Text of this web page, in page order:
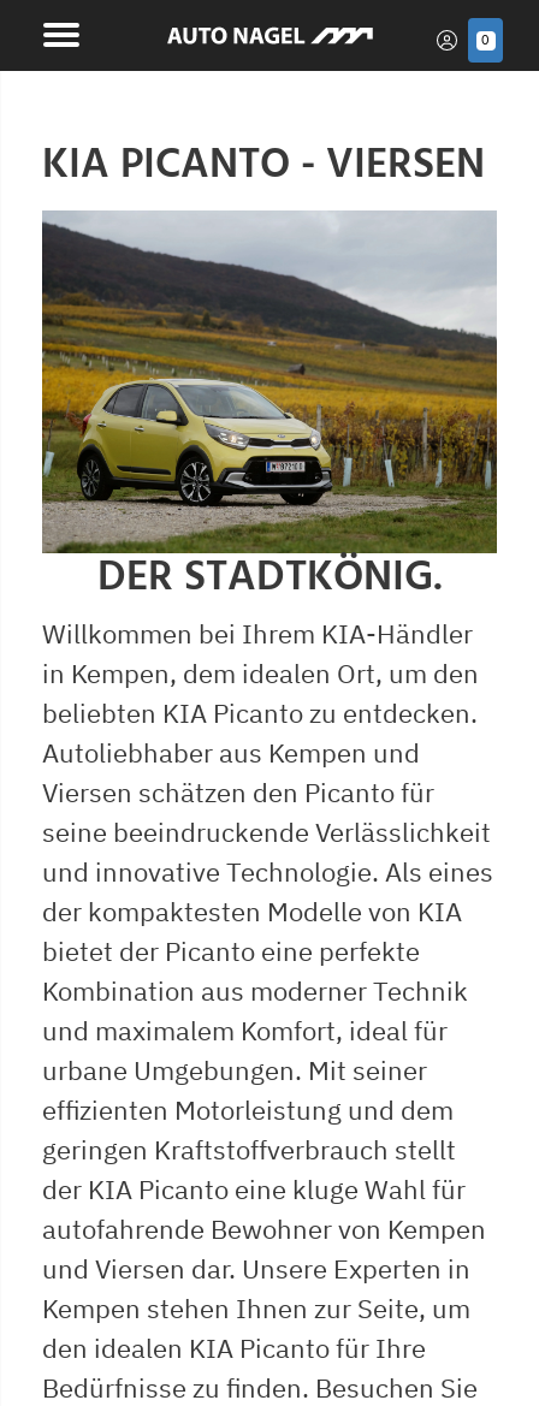
0
KIA PICANTO - VIERSEN
DER STADTKÖNIG.
Willkommen bei Ihrem KIA-Händler
in Kempen, dem idealen Ort, um den
beliebten KIA Picanto zu entdecken.
Autoliebhaber aus Kempen und
Viersen schätzen den Picanto für
seine beeindruckende Verlässlichkeit
und innovative Technologie. Als eines
der kompaktesten Modelle von KIA
bietet der Picanto eine perfekte
Kombination aus moderner Technik
und maximalem Komfort, ideal für
urbane Umgebungen. Mit seiner
effizienten Motorleistung und dem
geringen Kraftstoffverbrauch stellt
der KIA Picanto eine kluge Wahl für
autofahrende Bewohner von Kempen
und Viersen dar. Unsere Experten in
Kempen stehen Ihnen zur Seite, um
den idealen KIA Picanto für Ihre
Bedürfnisse zu finden. Besuchen Sie